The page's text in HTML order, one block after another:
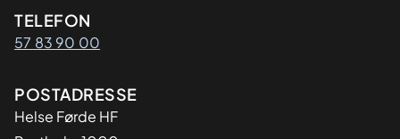
Kontaktinformasjon
TELEFON
57 83 90 00
Adresse
POSTADRESSE
Helse Førde HF